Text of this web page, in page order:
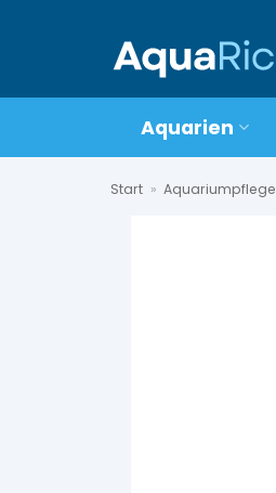
Aquarien
Start » Aquariumpflege